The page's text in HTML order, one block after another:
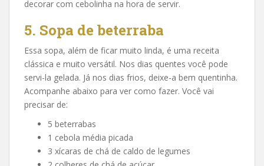
decorar com cebolinha na hora de servir.
5. Sopa de beterraba
Essa sopa, além de ficar muito linda, é uma receita
clássica e muito versátil. Nos dias quentes você pode
servi-la gelada. Já nos dias frios, deixe-a bem quentinha.
Acompanhe abaixo para ver como fazer. Você vai
precisar de:
5 beterrabas
1 cebola média picada
3 xícaras de chá de caldo de legumes